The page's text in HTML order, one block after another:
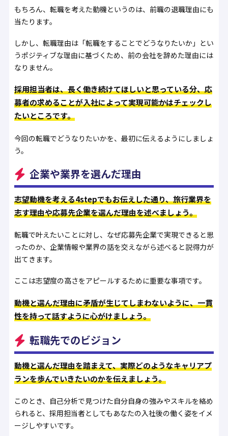
もちろん、転職を考えた動機というのは、前職の退職理由にも
当たります。
しかし、転職理由は「転職をすることでどうなりたいか」とい
うポジティブな理由に基づくため、前の会社を辞めた理由には
なりません。
採用担当者は、長く働き続けてほしいと思っている分、応
募者の求めることが入社によって実現可能かはチェックし
たいところです。
今回の転職でどうなりたいかを、最初に伝えるようにしましょ
う。
企業や業界を選んだ理由
志望動機を考える4stepでもお伝えした通り、旅行業界を
志す理由や応募先企業を選んだ理由を述べましょう。
転職で叶えたいことに対し、なぜ応募先企業で実現できると思
ったのか、企業情報や業界の話を交えながら述べると説得力が
出てきます。
ここは志望度の高さをアピールするために重要な事項です。
動機と選んだ理由に矛盾が生じてしまわないように、一貫
性を持って話すように心がけましょう。
転職先でのビジョン
動機と選んだ理由を踏まえて、実際どのようなキャリアプ
ランを歩んでいきたいのかを伝えましょう。
このとき、自己分析で見つけた自分自身の強みやスキルを絡め
られると、採用担当者としてもあなたの入社後の働く姿をイメ
ージしやすいです。